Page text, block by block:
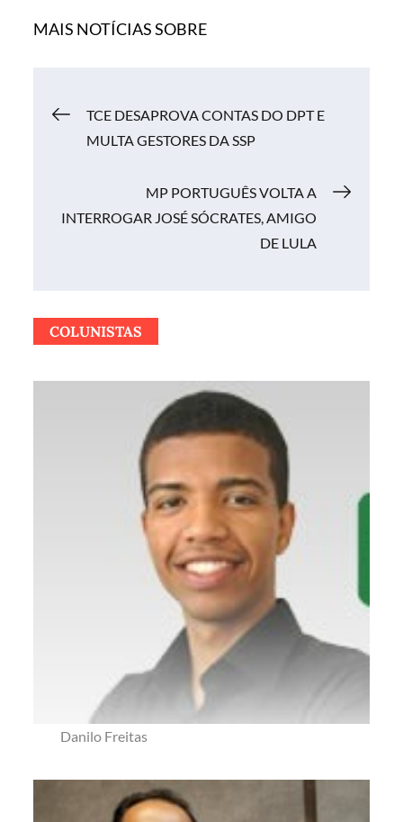
MAIS NOTÍCIAS SOBRE
Navegação
Post
TCE DESAPROVA CONTAS DO DPT E
MULTA GESTORES DA SSP
MP PORTUGUÊS VOLTA A
INTERROGAR JOSÉ SÓCRATES, AMIGO
DE LULA
COLUNISTAS
Danilo Freitas